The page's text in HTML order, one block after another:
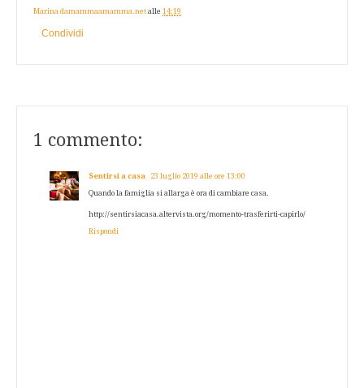
Marina damammaamamma.net alle 14:19
Condividi
1 commento:
Sentirsi a casa 23 luglio 2019 alle ore 13:00
Quando la famiglia si allarga è ora di cambiare casa.
http://sentirsiacasa.altervista.org/momento-trasferirti-capirlo/
Rispondi